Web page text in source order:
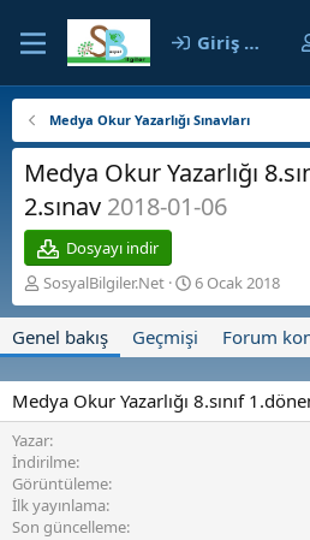
Giriş yap
Medya Okur Yazarlığı Sınavları
Medya Okur Yazarlığı
2.sınav 2018-01-06
Dosyayı indir
Y
a
a
SosyalBilgiler.Net
O
l
ş
r
6 Ocak 2018
Genel bakış Geçmişi Forum
Medya Okur Yazarlığı 8.sınıf
Yazar
İndirilme
Görüntüleme
İlk yayınlama
Son güncelleme